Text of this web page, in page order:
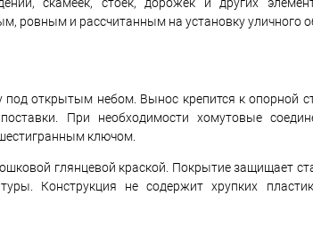
скамеек, стоек, дорожек и других
ровным и рассчитанным на установку уличного
под открытым небом. Вынос крепится к опорной
При необходимости хомутовые
ключом.
глянцевой краской. Покрытие защищает
Конструкция не содержит хрупких